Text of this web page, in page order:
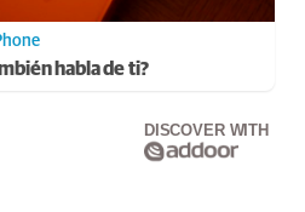
habla de ti?
DISCOVER WITH